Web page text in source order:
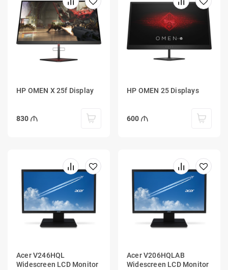
HP OMEN X 25f Display
830
HP OMEN 25 Displays
600
Acer V246HQL
Widescreen LCD Monitor
Acer V206HQLAB
Widescreen LCD Monitor